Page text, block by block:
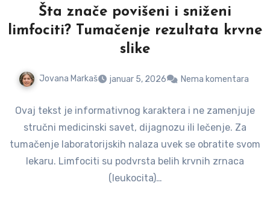
Šta znače povišeni i sniženi
limfociti? Tumačenje rezultata krvne
slike
Jovana Markaš januar 5, 2026 Nema komentara
Ovaj tekst je informativnog karaktera i ne zamenjuje
stručni medicinski savet, dijagnozu ili lečenje. Za
tumačenje laboratorijskih nalaza uvek se obratite svom
lekaru. Limfociti su podvrsta belih krvnih zrnaca
(leukocita)…